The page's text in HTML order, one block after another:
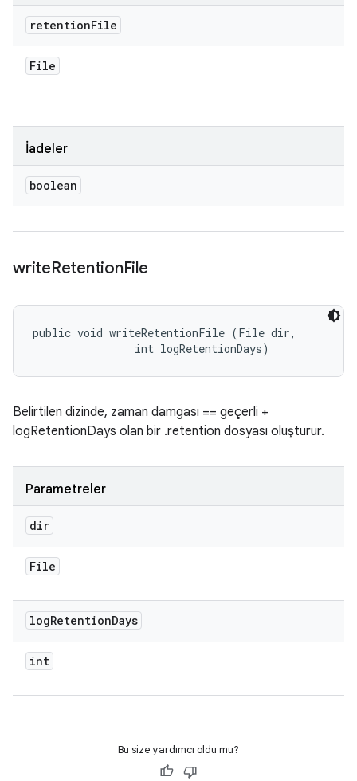
retentionFile
File
İadeler
boolean
writeRetentionFile
public void writeRetentionFile (File dir,
                int logRetentionDays)
Belirtilen dizinde, zaman damgası == geçerli +
logRetentionDays olan bir .retention dosyası oluşturur.
Parametreler
dir
File
logRetentionDays
int
Bu size yardımcı oldu mu?